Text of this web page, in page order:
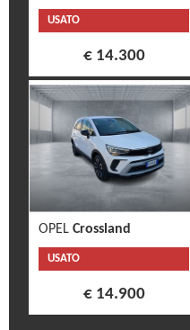
USATO
€ 14.300
OPEL Crossland
USATO
€ 14.900